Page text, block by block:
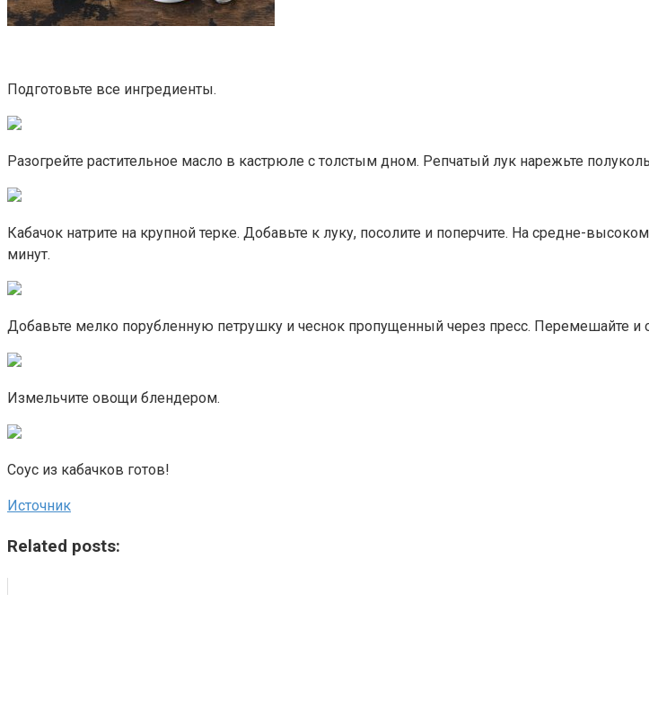
Подготовьте все ингредиенты.
Разогрейте растительное масло в кастрюле с толстым дном. Репчатый лук нарежьте
Кабачок натрите на крупной терке. Добавьте к луку, посолите и поперчите. На средне-
минут.
Добавьте мелко порубленную петрушку и чеснок пропущенный через пресс. Перемешайте и
Измельчите овощи блендером.
Соус из кабачков готов!
Источник
Related posts: